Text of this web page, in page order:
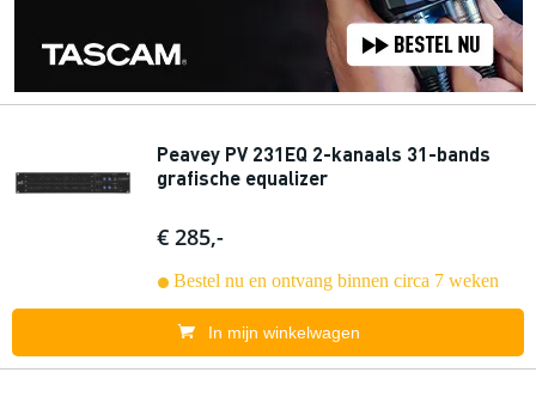
Peavey PV 231EQ 2-kanaals 31-bands
grafische equalizer
€ 285,-
Bestel nu en ontvang binnen circa 7 weken
In mijn winkelwagen